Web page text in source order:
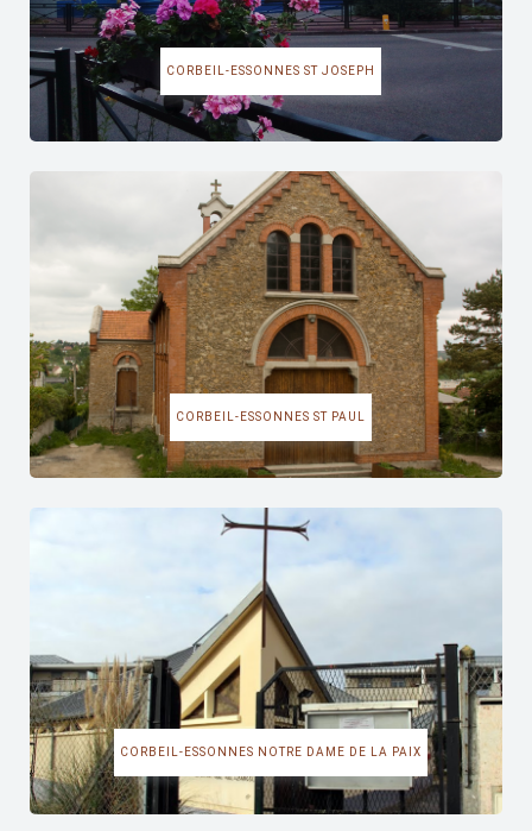
CORBEIL-ESSONNES ST JOSEPH
CORBEIL-ESSONNES ST PAUL
CORBEIL-ESSONNES NOTRE DAME DE LA PAIX